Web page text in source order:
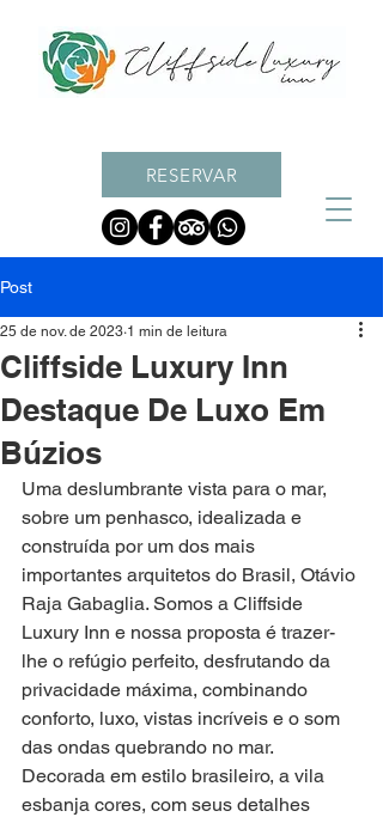
RESERVAR
Post
Cliffside Luxury Inn
Destaque De Luxo Em
Búzios
25 de nov. de 2023 1 min de leitura
Uma deslumbrante vista para o mar,
sobre um penhasco, idealizada e
construída por um dos mais
importantes arquitetos do Brasil, Otávio
Raja Gabaglia. Somos a Cliffside
Luxury Inn e nossa proposta é trazer-
lhe o refúgio perfeito, desfrutando da
privacidade máxima, combinando
conforto, luxo, vistas incríveis e o som
das ondas quebrando no mar.
Decorada em estilo brasileiro, a vila
esbanja cores, com seus detalhes